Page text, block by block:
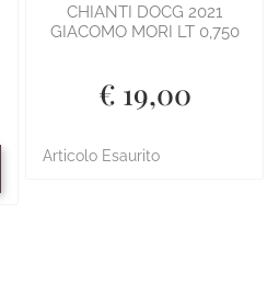
CHIANTI DOCG 2021
GIACOMO MORI LT 0,750
€ 19,00
Articolo Esaurito